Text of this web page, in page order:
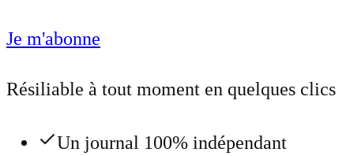
Je m'abonne
Résiliable à tout moment en quelques clics
Un journal 100% indépendant